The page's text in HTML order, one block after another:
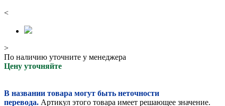
<
>
По наличию уточните у менеджера
Цену уточняйте
В названии товара могут быть неточности
перевода. Артикул этого товара имеет решающее значение.